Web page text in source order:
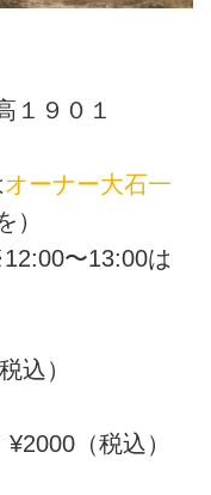
１９０１
オーナー大石一
）
〜13:00は
込）
（税込）